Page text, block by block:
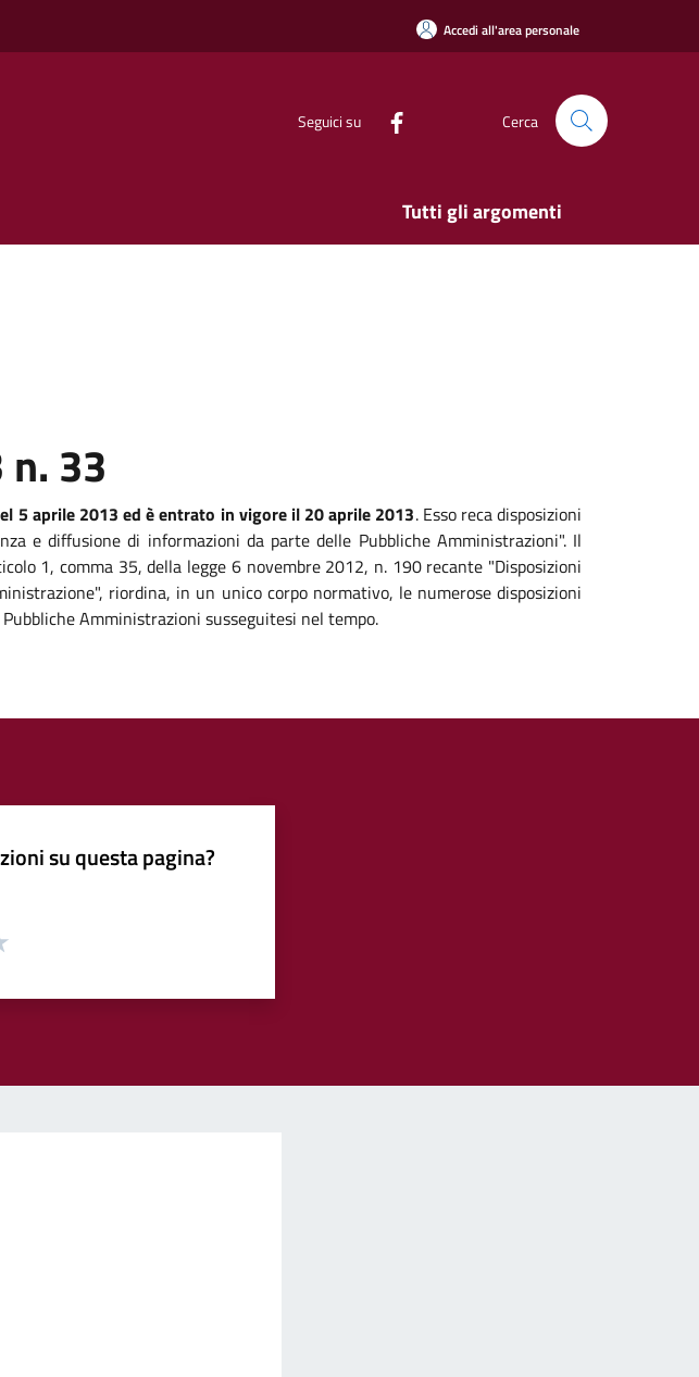
Accedi all'area personale
Seguici su Cerca
Tutti gli argomenti
33
5 aprile 2013 ed è entrato in vigore il 20 aprile 2013. Esso reca disposizioni
e diffusione di informazioni da parte delle Pubbliche Amministrazioni". Il
1, comma 35, della legge 6 novembre 2012, n. 190 recante "Disposizioni
riordina, in un unico corpo normativo, le numerose disposizioni
Amministrazioni susseguitesi nel tempo.
su questa pagina?